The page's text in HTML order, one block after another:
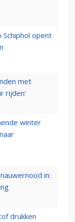
Schiphol opent
met
rijden'
winter
in:
drukken